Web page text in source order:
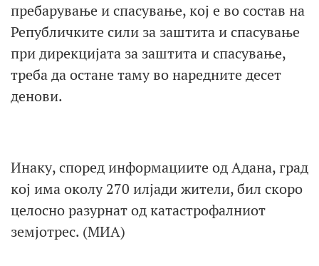
пребарување и спасување, кој е во состав на
Републичките сили за заштита и спасување
при дирекцијата за заштита и спасување,
треба да остане таму во наредните десет
денови.
Инаку, според информациите од Адана, град
кој има околу 270 илјади жители, бил скоро
целосно разурнат од катастрофалниот
земјотрес. (МИА)